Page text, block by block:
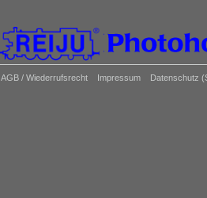
AGB / Wiederrufsrecht Impressum Datenschutz